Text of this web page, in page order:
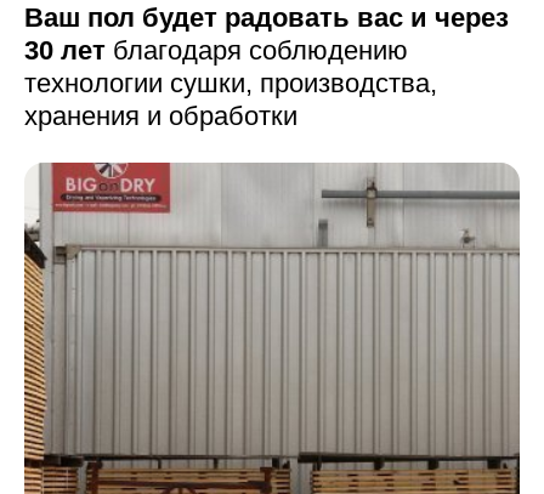
Ваш пол будет радовать вас и через
30 лет благодаря соблюдению
технологии сушки, производства,
хранения и обработки